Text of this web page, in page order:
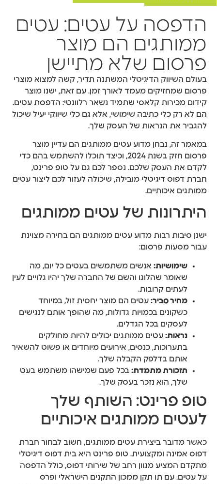
הדפסה על עטים: עטים
ממותגים הם מוצר
פרסום שלא מתיישן
בעולם השיווק הדיגיטלי המשתנה תדיר, קשה למצוא מוצרי
פרסום שמחזיקים מעמד לאורך זמן. עם זאת, ישנו מוצר
קידום מכירות קלאסי שתמיד נשאר רלוונטי: הדפסת עטים.
הם לא רק כלי כתיבה שימושי, אלא גם כלי שיווקי יעיל שיכול
להגביר את הנראות של העסק שלך.
במאמר זה, נבחן מדוע עטים ממותגים הם עדיין מוצר
פרסום חזק בשנת 2024, וכיצד תוכלו להשתמש בהם כדי
לקדם את העסק שלכם. נספר לכם גם על טופ פרינט,
חברת דפוס דיגיטלי מובילה, שיכולה לעזור לכם ליצור עטים
ממותגים איכותיים.
היתרונות של עטים ממותגים
ישנן סיבות רבות מדוע עטים ממותגים הם בחירה מצוינת
עבור מסעות פרסום:
שימושיות: אנשים משתמשים בעטים כל יום, מה
שאומר שהלוגו והשם של החברה שלך יהיו גלויים לעין
לעתים קרובות.
מחיר סביר: עטים הם מוצר יחסית זול, במיוחד
כשקונים בכמויות גדולות, מה שהופך אותם לנגישים
לעסקים בכל הגדלים.
נראות: עטים ממותגים יכולים להיות מחולקים
בתערוכות, כנסים, אירועים מיוחדים או פשוט להשאיר
אותם בדלפק הקבלה שלך.
תזכורת מתמדת: בכל פעם שמישהו משתמש בעט
שלך, הוא נזכר בעסק שלך.
טופ פרינט: השותף שלך
לעטים ממותגים איכותיים
כאשר מדובר ביצירת עטים ממותגים, חשוב לבחור חברת
דפוס אמינה ומקצועית. טופ פרינט היא בית דפוס דיגיטלי
מתקדם המציע מגוון רחב של שירותי דפוס, כולל הדפסה
על עטים. עם תו תקן ממכון התקנים הישראלי ופרס